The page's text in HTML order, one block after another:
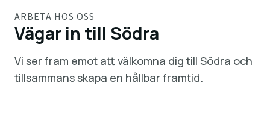
ARBETA HOS OSS
Vägar in till Södra
Vi ser fram emot att välkomna dig till Södra och
tillsammans skapa en hållbar framtid.